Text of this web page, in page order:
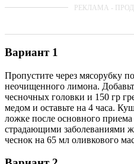
Вариант 1
Пропустите через мясорубку
неочищенного лимона.
чесночных головки и 150 гр
медом и оставьте на 4 часа.
ложке после основного
страдающими заболеваниями
чеснок на 65 мл оливкового